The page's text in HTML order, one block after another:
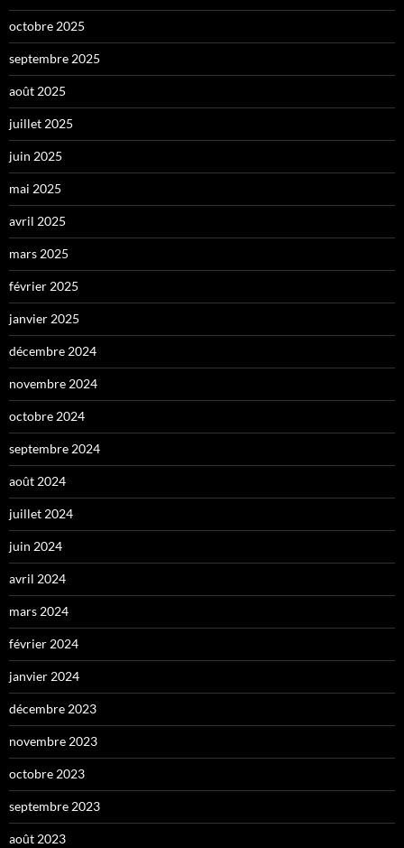
octobre 2025
septembre 2025
août 2025
juillet 2025
juin 2025
mai 2025
avril 2025
mars 2025
février 2025
janvier 2025
décembre 2024
novembre 2024
octobre 2024
septembre 2024
août 2024
juillet 2024
juin 2024
avril 2024
mars 2024
février 2024
janvier 2024
décembre 2023
novembre 2023
octobre 2023
septembre 2023
août 2023